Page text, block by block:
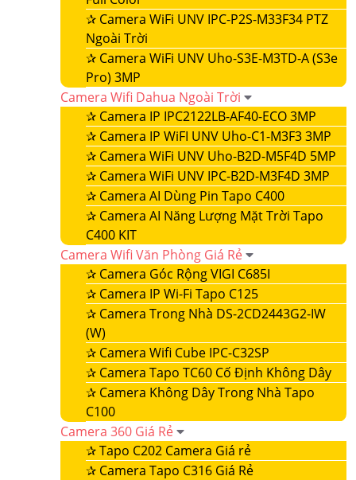
✰ Camera WiFi UNV IPC-P2S-M33F34 PTZ
Ngoài Trời
✰ Camera WiFi UNV Uho-S3E-M3TD-A (S3e
Pro) 3MP
Camera Wifi Dahua Ngoài Trời
✰ Camera IP IPC2122LB-AF40-ECO 3MP
✰ Camera IP WiFI UNV Uho-C1-M3F3 3MP
✰ Camera WiFi UNV Uho-B2D-M5F4D 5MP
✰ Camera WiFi UNV IPC-B2D-M3F4D 3MP
✰ Camera AI Dùng Pin Tapo C400
✰ Camera AI Năng Lượng Mặt Trời Tapo
C400 KIT
Camera Wifi Văn Phòng Giá Rẻ
✰ Camera Góc Rộng VIGI C685I
✰ Camera IP Wi-Fi Tapo C125
✰ Camera Trong Nhà DS-2CD2443G2-IW
(W)
✰ Camera Wifi Cube IPC-C32SP
✰ Camera Tapo TC60 Cố Định Không Dây
✰ Camera Không Dây Trong Nhà Tapo
C100
Camera 360 Giá Rẻ
✰Tapo C202 Camera Giá rẻ
✰ Camera Tapo C316 Giá Rẻ